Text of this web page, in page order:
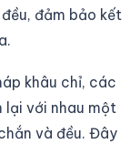
đảm bảo kết
khâu chỉ, các
lại với nhau một
và đều. Đây